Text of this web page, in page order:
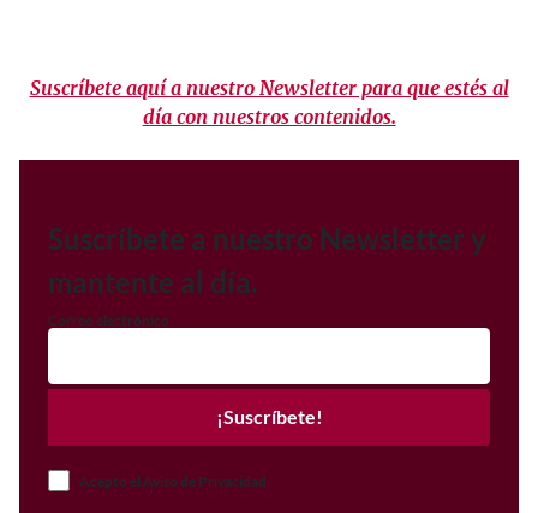
Suscríbete aquí a nuestro Newsletter para que estés al
día con nuestros contenidos.
Suscríbete a nuestro Newsletter y
mantente al día.
Correo electrónico
¡Suscríbete!
Acepto el Aviso de Privacidad